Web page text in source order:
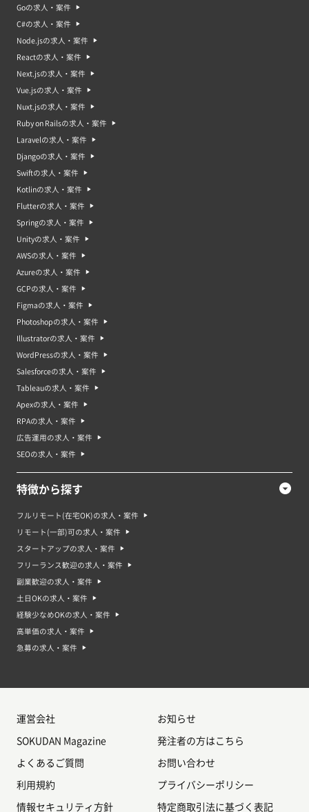
Goの求人・案件
C#の求人・案件
Node.jsの求人・案件
Reactの求人・案件
Next.jsの求人・案件
Vue.jsの求人・案件
Nuxt.jsの求人・案件
Ruby on Railsの求人・案件
Laravelの求人・案件
Djangoの求人・案件
Swiftの求人・案件
Kotlinの求人・案件
Flutterの求人・案件
Springの求人・案件
Unityの求人・案件
AWSの求人・案件
Azureの求人・案件
GCPの求人・案件
Figmaの求人・案件
Photoshopの求人・案件
Illustratorの求人・案件
WordPressの求人・案件
Salesforceの求人・案件
Tableauの求人・案件
Apexの求人・案件
RPAの求人・案件
広告運用の求人・案件
SEOの求人・案件
特徴から探す
フルリモート(在宅OK)の求人・案件
リモート(一部)可の求人・案件
スタートアップの求人・案件
フリーランス歓迎の求人・案件
副業歓迎の求人・案件
土日OKの求人・案件
経験少なめOKの求人・案件
高単価の求人・案件
急募の求人・案件
運営会社 お知らせ
SOKUDAN Magazine 発注者の方はこちら
よくあるご質問 お問い合わせ
利用規約 プライバシーポリシー
情報セキュリティ方針 特定商取引法に基づく表記